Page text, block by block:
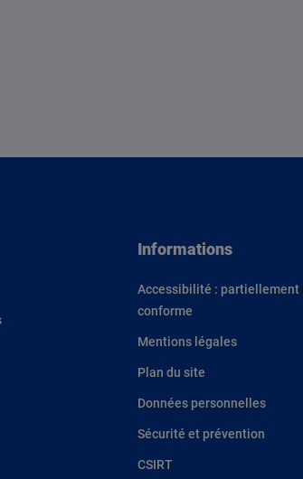
Informations
Accessibilité : partiellement
conforme
Mentions légales
Plan du site
Données personnelles
Sécurité et prévention
CSIRT